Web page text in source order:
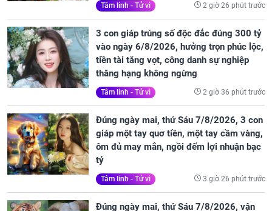
Tâm linh - Tử vi 2 giờ 26 phút trước
3 con giáp trúng số độc đắc đúng 300 tỷ
vào ngày 6/8/2026, hưởng trọn phúc lộc,
tiền tài tăng vọt, công danh sự nghiệp
thăng hạng không ngừng
Tâm linh - Tử vi 2 giờ 36 phút trước
Đúng ngày mai, thứ Sáu 7/8/2026, 3 con
giáp một tay quơ tiền, một tay cầm vàng,
ôm đủ may mắn, ngồi đếm lợi nhuận bạc
tỷ
Tâm linh - Tử vi 3 giờ 26 phút trước
Đúng ngày mai, thứ Sáu 7/8/2026, vận